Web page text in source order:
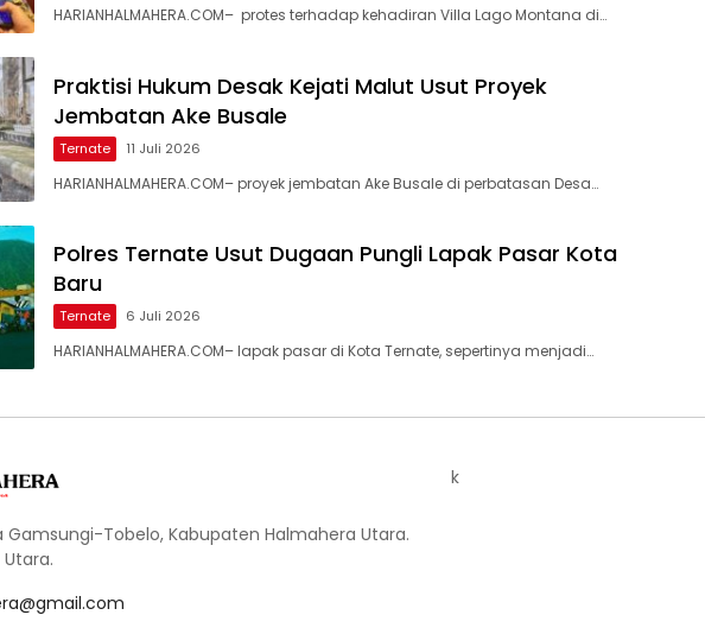
HARIANHALMAHERA.COM– protes terhadap kehadiran Villa Lago Montana di…
Praktisi Hukum Desak Kejati Malut Usut Proyek
Jembatan Ake Busale
Ternate 11 Juli 2026
HARIANHALMAHERA.COM– proyek jembatan Ake Busale di perbatasan Desa…
Polres Ternate Usut Dugaan Pungli Lapak Pasar Kota
Baru
Ternate 6 Juli 2026
HARIANHALMAHERA.COM– lapak pasar di Kota Ternate, sepertinya menjadi…
Gamsungi-Tobelo, Kabupaten Halmahera Utara.
k